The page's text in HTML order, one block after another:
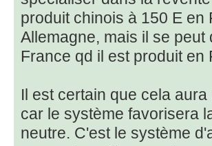
produit chinois à 150 E
Allemagne, mais il se
France qd il est produit en
Il est certain que cela
car le système favorisera
neutre. C'est le système